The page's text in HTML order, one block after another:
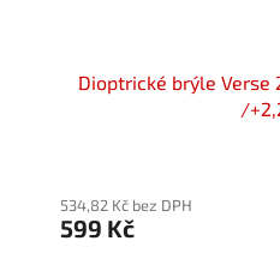
Dioptrické brýle Verse
/
534,82 Kč bez DPH
599 Kč